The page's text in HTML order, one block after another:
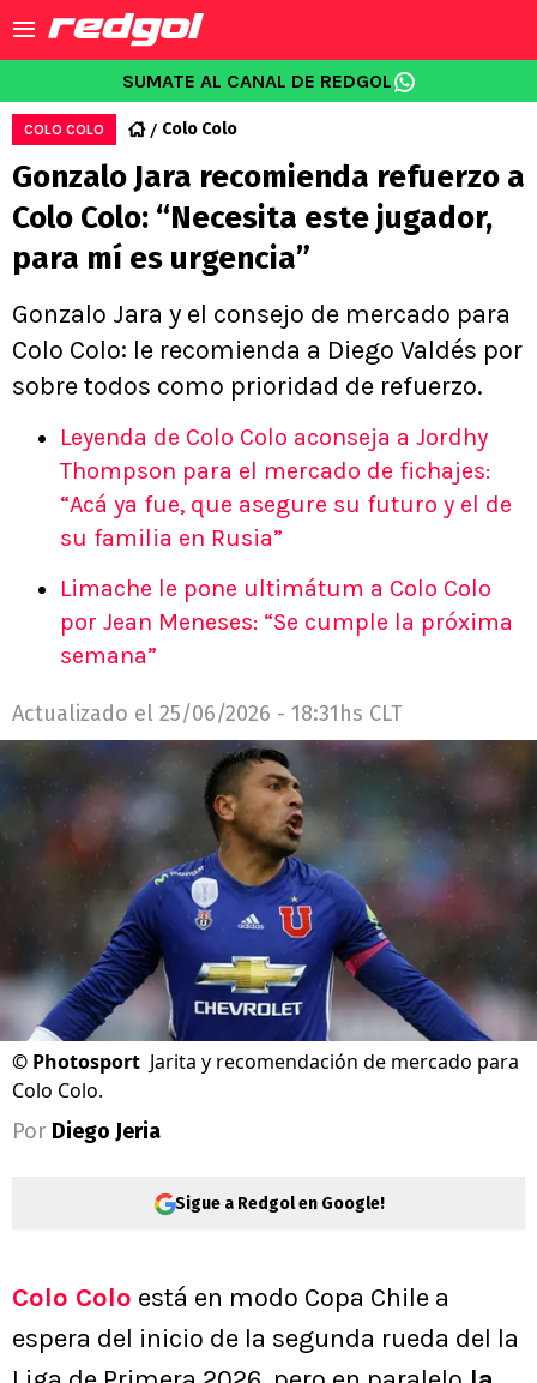
SUMATE AL CANAL DE REDGOL
COLO COLO Colo Colo
Gonzalo Jara recomienda refuerzo a
Colo Colo: “Necesita este jugador,
para mí es urgencia”
Gonzalo Jara y el consejo de mercado para
Colo Colo: le recomienda a Diego Valdés por
sobre todos como prioridad de refuerzo.
Leyenda de Colo Colo aconseja a Jordhy
Thompson para el mercado de fichajes:
“Acá ya fue, que asegure su futuro y el de
su familia en Rusia”
Limache le pone ultimátum a Colo Colo
por Jean Meneses: “Se cumple la próxima
semana”
Actualizado el 25/06/2026 - 18:31hs CLT
© Photosport Jarita y recomendación de mercado para
Colo Colo.
Por Diego Jeria
Sigue a Redgol en Google!
Colo Colo está en modo Copa Chile a
espera del inicio de la segunda rueda del la